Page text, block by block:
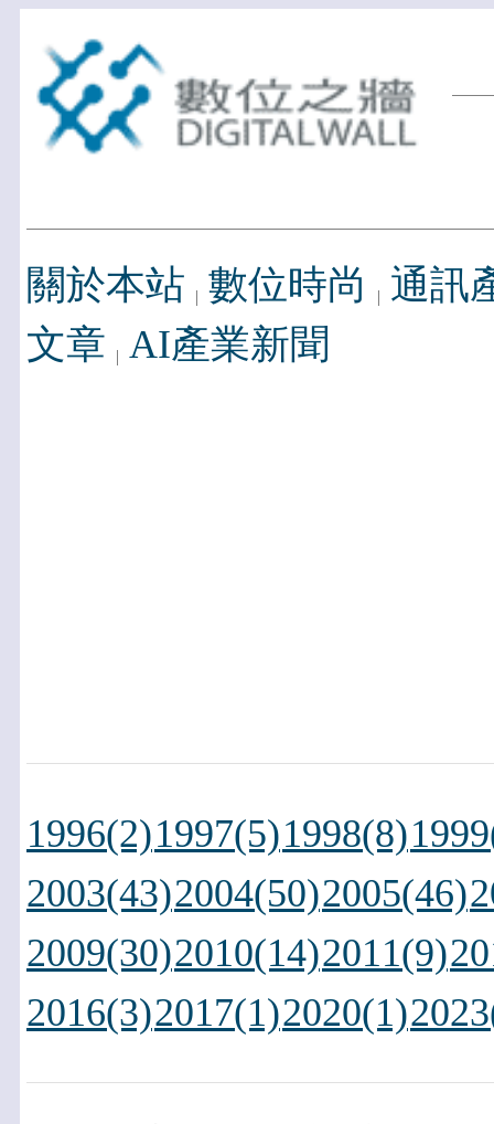
關於本站 數位時尚
通訊
文章 AI產業新聞
1996(2)1997(5)1998(8)
2003(43)2004(50)2005(46)
2009(30)2010(14)2011(9)
2016(3)2017(1)2020(1)